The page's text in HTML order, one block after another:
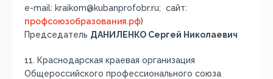
e-mail: kraikom@kubanprofobr.ru; сайт:
профсоюзобразования.рф)
Председатель ДАНИЛЕНКО Сергей Николаевич
11. Краснодарская краевая организация
Общероссийского профессионального союза